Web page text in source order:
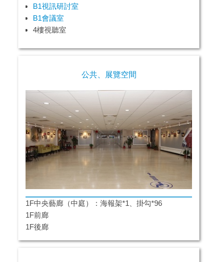
B1視訊研討室
B1會議室
4樓視聽室
公共、展覽空間
1F中央藝廊（中庭）：海報架*1、掛勾*96
1F前廊
1F後廊